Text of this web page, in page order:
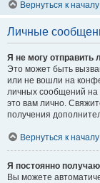
Вернуться к началу
Личные
Я не могу отправить
Это может быть
или не вошли на
личных сообщений на
это вам лично.
получения
Вернуться к началу
Я постоянно
Вы можете